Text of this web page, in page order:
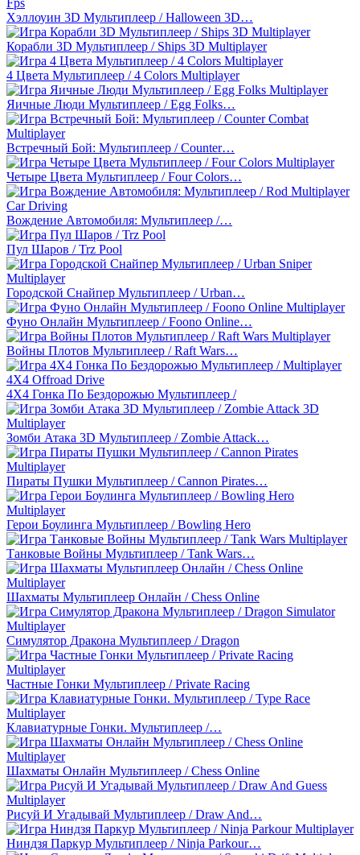
Хэллоуин 3D Мультиплеер / Halloween 3D…
Корабли 3D Мультиплеер / Ships 3D Multiplayer
4 Цвета Мультиплеер / 4 Colors Multiplayer
Яичные Люди Мультиплеер / Egg Folks…
Встречный Бой: Мультиплеер / Counter…
Четыре Цвета Мультиплеер / Four Colors…
Вождение Автомобиля: Мультиплеер /…
Пул Шаров / Trz Pool
Городской Снайпер Мультиплеер / Urban…
Фуно Онлайн Мультиплеер / Foono Online…
Войны Плотов Мультиплеер / Raft Wars…
4X4 Гонка По Бездорожью Мультиплеер /
Зомби Атака 3D Мультиплеер / Zombie Attack…
Пираты Пушки Мультиплеер / Cannon Pirates…
Герои Боулинга Мультиплеер / Bowling Hero
Танковые Войны Мультиплеер / Tank Wars…
Шахматы Мультиплеер Онлайн / Chess Online
Симулятор Дракона Мультиплеер / Dragon
Частные Гонки Мультиплеер / Private Racing
Клавиатурные Гонки. Мультиплеер /…
Шахматы Онлайн Мультиплеер / Chess Online
Рисуй И Угадывай Мультиплеер / Draw And…
Ниндзя Паркур Мультиплеер / Ninja Parkour…